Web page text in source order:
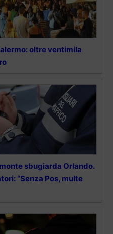
oltre ventimila
sbugiarda Orlando.
“Senza Pos, multe